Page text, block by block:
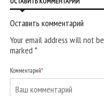
Оставить комментарий
Your email address will not
marked*
Комментарий*